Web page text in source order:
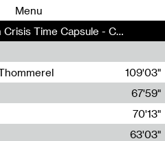
Menu
- Chansons pour un ménage seul (1)
109'03"
67'59"
70'13"
63'03"
00
00